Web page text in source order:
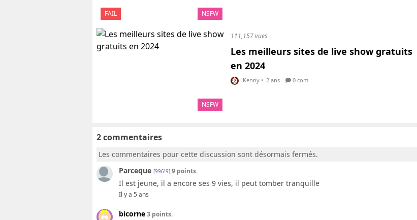
FAIL NSFW
NSFW
111,157 vues
Les meilleurs sites de live show gratuits
en 2024
Kenny • 2 ans 0 com
2 commentaires
Les commentaires pour cette discussion sont désormais fermés.
Parceque [996!9] 9 points.
Il est jeune, il a encore ses 9 vies, il peut tomber tranquille
Il y a 5 ans
bicorne3 points.